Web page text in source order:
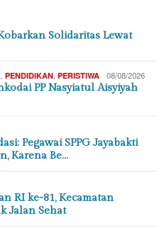
Solidaritas Lewat
PENDIDIKAN PERISTIWA 08/08/2026
PP Nasyiatul Aisyiyah
Pegawai SPPG Jayabakti
Karena Be…
RI ke-81, Kecamatan
Jalan Sehat